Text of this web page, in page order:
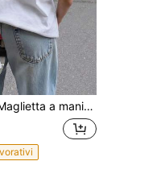
corte casual da donna con stampa "Gin & Tonic Club" di colore verde, progettata con uno stile minimalista e decorazioni a fette di lime, adatta per la primavera, l'estate, l'autunno e l'uso quotidiano e per le vacanze di colore bianco